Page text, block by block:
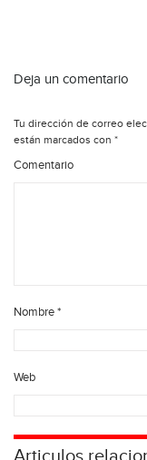
Deja un comentario
Tu dirección de correo
están marcados con *
Comentario
Nombre*
Web